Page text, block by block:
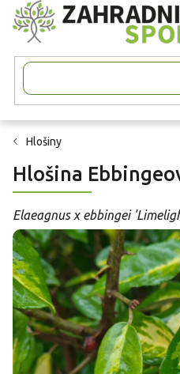
Přejít
na
obsah
Hlošiny
Hlošina
Elaeagnus x ebbingei